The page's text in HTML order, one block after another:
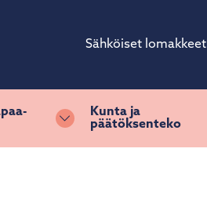
Sähköiset lomakkeet
Vaihda alasvetovalikkoa
Kunta ja
päätöksenteko